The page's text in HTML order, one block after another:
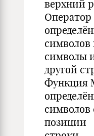
верхний
символов
символы
другой
Функция
символов
позиции